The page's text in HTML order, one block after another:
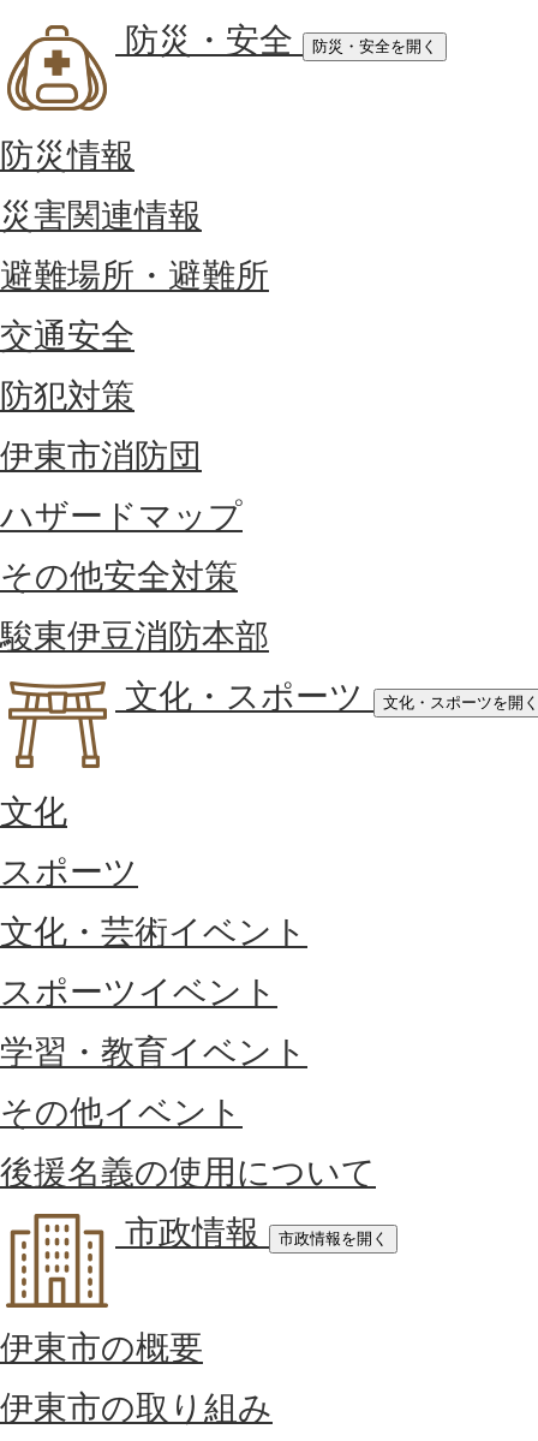
防災・安全
防災・安全を開く
防災情報
災害関連情報
避難場所・避難所
交通安全
防犯対策
伊東市消防団
ハザードマップ
その他安全対策
駿東伊豆消防本部
文化・スポーツ
文化・スポーツを開く
文化
スポーツ
文化・芸術イベント
スポーツイベント
学習・教育イベント
その他イベント
後援名義の使用について
市政情報
市政情報を開く
伊東市の概要
伊東市の取り組み